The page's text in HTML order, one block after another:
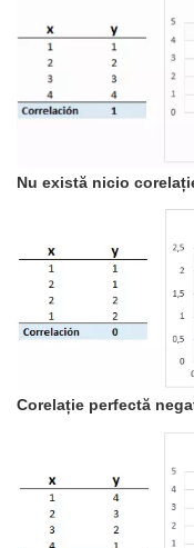
Nu există nicio
Corelație perfectă